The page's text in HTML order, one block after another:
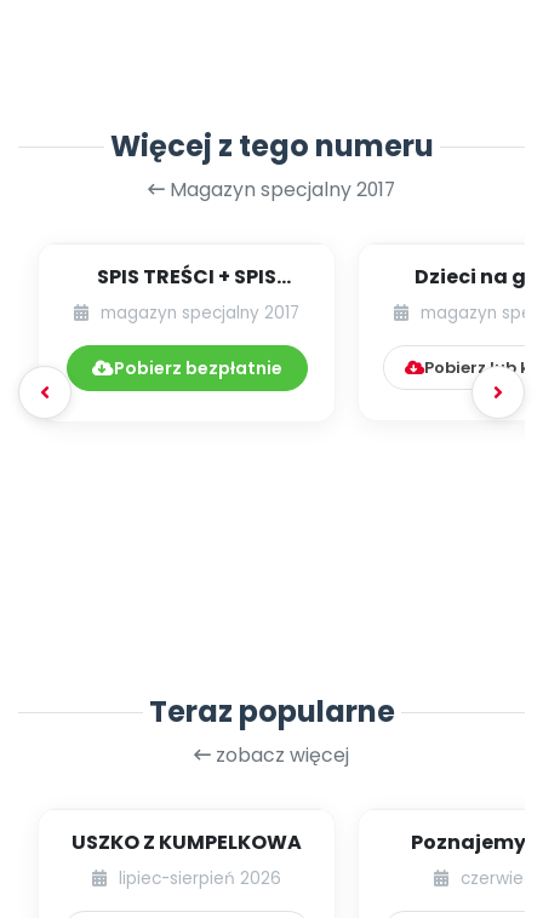
Więcej z tego numeru
Magazyn specjalny 2017
SPIS TREŚCI + SPIS
POMOCY
DYDAKTYCZNYCH 7-
8.190-191/201...
magazyn specjalny 2017
Pobierz bezpłatnie
Dzieci na
magazyn
Pobierz lub
Teraz popularne
zobacz więcej
USZKO Z KUMPELKOWA
lipiec-sierpień 2026
Poznajemy
czerwiec